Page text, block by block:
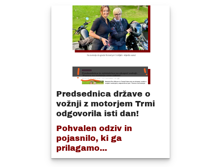
Predsednica države o
vožnji z motorjem Trmi
odgovorila isti dan!
Pohvalen odziv in
pojasnilo, ki ga
prilagamo...